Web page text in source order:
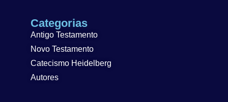
Categorias
Antigo Testamento
Novo Testamento
Catecismo Heidelberg
Autores